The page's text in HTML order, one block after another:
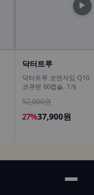
닥터트루
닥터트루 코엔자임 Q10
코큐텐 60캡슐, 1개
52,000원
27%37,900원
▶